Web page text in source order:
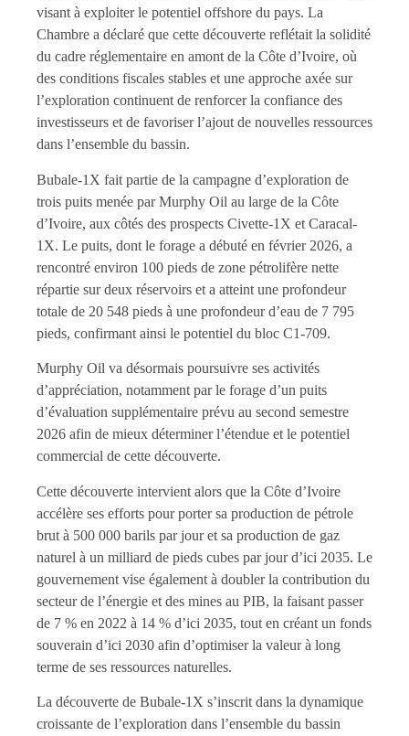
visant à exploiter le potentiel offshore du pays. La
Chambre a déclaré que cette découverte reflétait la solidité
du cadre réglementaire en amont de la Côte d’Ivoire, où
des conditions fiscales stables et une approche axée sur
l’exploration continuent de renforcer la confiance des
investisseurs et de favoriser l’ajout de nouvelles ressources
dans l’ensemble du bassin.
Bubale-1X fait partie de la campagne d’exploration de
trois puits menée par Murphy Oil au large de la Côte
d’Ivoire, aux côtés des prospects Civette-1X et Caracal-
1X. Le puits, dont le forage a débuté en février 2026, a
rencontré environ 100 pieds de zone pétrolifère nette
répartie sur deux réservoirs et a atteint une profondeur
totale de 20 548 pieds à une profondeur d’eau de 7 795
pieds, confirmant ainsi le potentiel du bloc C1-709.
Murphy Oil va désormais poursuivre ses activités
d’appréciation, notamment par le forage d’un puits
d’évaluation supplémentaire prévu au second semestre
2026 afin de mieux déterminer l’étendue et le potentiel
commercial de cette découverte.
Cette découverte intervient alors que la Côte d’Ivoire
accélère ses efforts pour porter sa production de pétrole
brut à 500 000 barils par jour et sa production de gaz
naturel à un milliard de pieds cubes par jour d’ici 2035. Le
gouvernement vise également à doubler la contribution du
secteur de l’énergie et des mines au PIB, la faisant passer
de 7 % en 2022 à 14 % d’ici 2035, tout en créant un fonds
souverain d’ici 2030 afin d’optimiser la valeur à long
terme de ses ressources naturelles.
La découverte de Bubale-1X s’inscrit dans la dynamique
croissante de l’exploration dans l’ensemble du bassin